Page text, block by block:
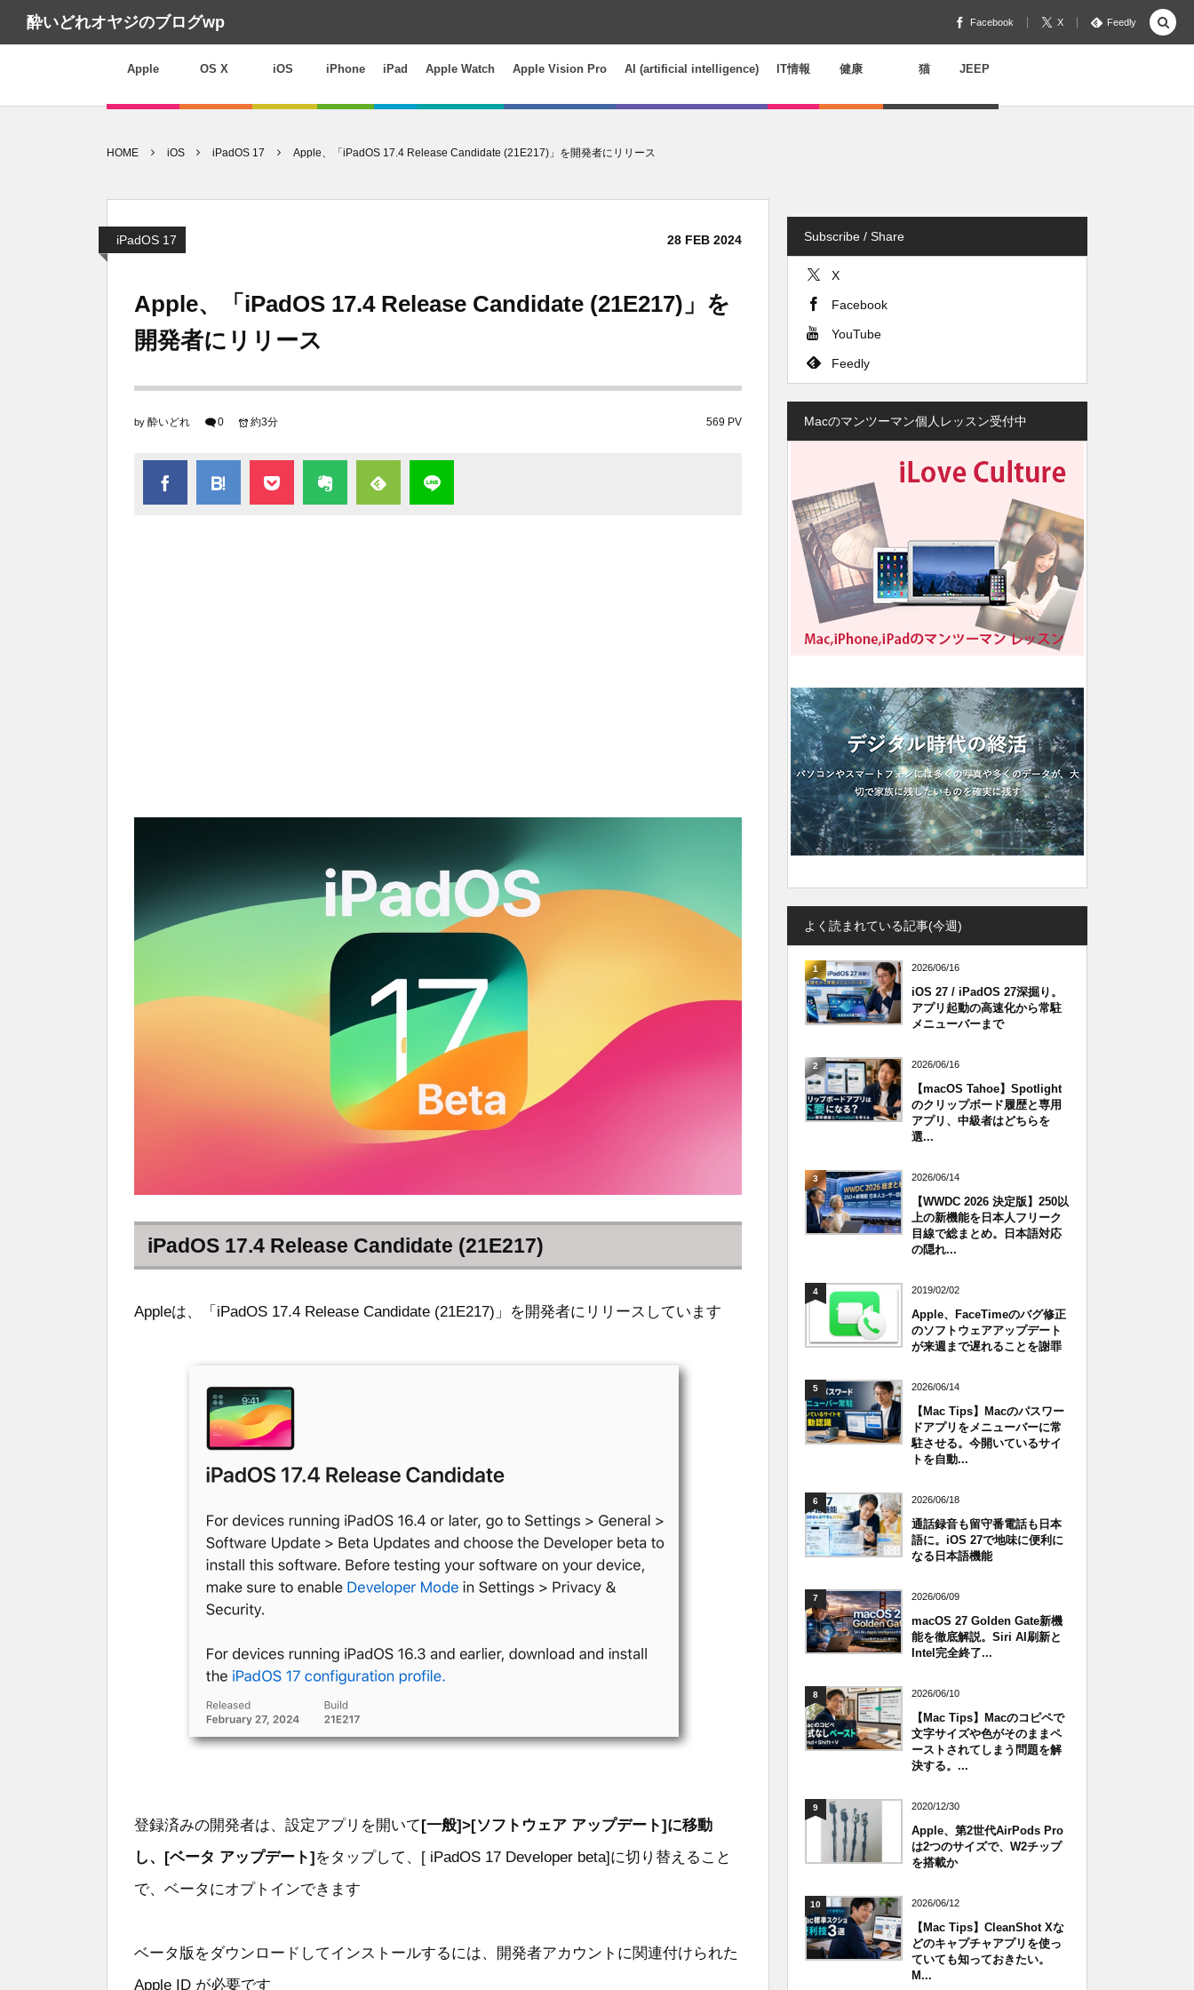
酔いどれオヤジのブログwp Facebook X Feedly
Apple OS X iOS iPhone iPad Apple Watch Apple Vision Pro AI (artificial intelligence) IT情報 健康 猫 JEEP
HOME iOS iPadOS 17 Apple、「iPadOS 17.4 Release Candidate (21E217)」を開発者にリリース
iPadOS 17 28 FEB 2024
Apple、「iPadOS 17.4 Release Candidate (21E217)」を
開発者にリリース
by 酔いどれ 0 569 PV
約3分
iPadOS 17.4 Release Candidate (21E217)
Appleは、「iPadOS 17.4 Release Candidate (21E217)」を開発者にリリースしています
登録済みの開発者は、設定アプリを開いて[一般]>[ソフトウェア アップデート]に移動
し、[ベータ アップデート]をタップして、[ iPadOS 17 Developer beta]に切り替えること
で、ベータにオプトインできます
ベータ版をダウンロードしてインストールするには、開発者アカウントに関連付けられた
Apple ID が必要です
Subscribe / Share
X
Facebook
YouTube
Feedly
Macのマンツーマン個人レッスン受付中
よく読まれている記事(今週)
1 2026/06/16
iOS 27 / iPadOS 27深掘り。
アプリ起動の高速化から常駐
メニューバーまで
2 2026/06/16
【macOS Tahoe】Spotlight
のクリップボード履歴と専用
アプリ、中級者はどちらを
選...
3 2026/06/14
【WWDC 2026 決定版】250以
上の新機能を日本人フリーク
目線で総まとめ。日本語対応
の隠れ...
4 2019/02/02
Apple、FaceTimeのバグ修正
のソフトウェアアップデート
が来週まで遅れることを謝罪
5 2026/06/14
【Mac Tips】Macのパスワー
ドアプリをメニューバーに常
駐させる。今開いているサイ
トを自動...
6 2026/06/18
通話録音も留守番電話も日本
語に。iOS 27で地味に便利に
なる日本語機能
7 2026/06/09
macOS 27 Golden Gate新機
能を徹底解説。Siri AI刷新と
Intel完全終了...
8 2026/06/10
【Mac Tips】Macのコピペで
文字サイズや色がそのままペ
ーストされてしまう問題を解
決する。...
9 2020/12/30
Apple、第2世代AirPods Pro
は2つのサイズで、W2チップ
を搭載か
10 2026/06/12
【Mac Tips】CleanShot Xな
どのキャプチャアプリを使っ
ていても知っておきたい。
M...